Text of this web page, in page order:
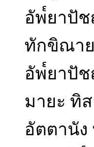
อัพ๎ยาปัช
ทักขิณาย
อัพ๎ยาปัช
มายะ ทิ
อัตตานัง